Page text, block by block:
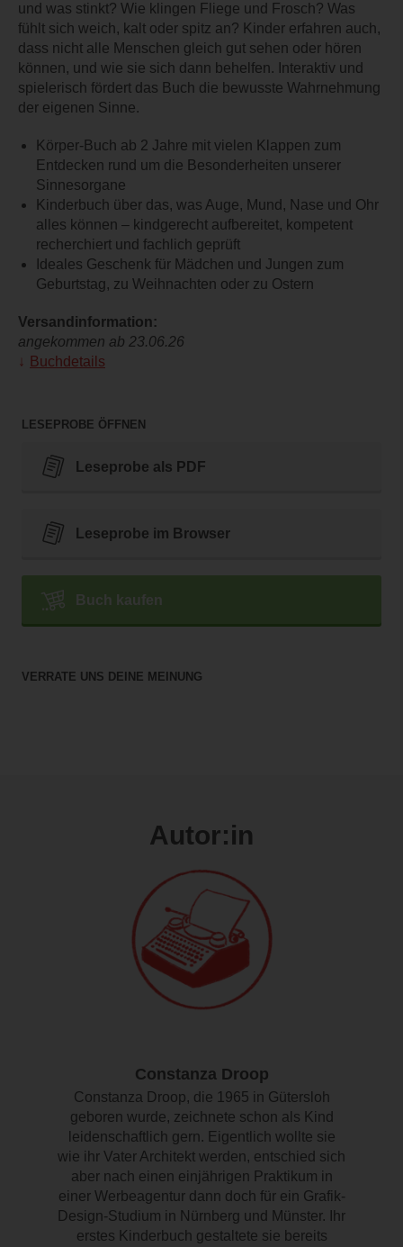
und was stinkt? Wie klingen Fliege und Frosch? Was
fühlt sich weich, kalt oder spitz an? Kinder erfahren auch,
dass nicht alle Menschen gleich gut sehen oder hören
können, und wie sie sich dann behelfen. Interaktiv und
spielerisch fördert das Buch die bewusste Wahrnehmung
der eigenen Sinne.
Körper-Buch ab 2 Jahre mit vielen Klappen zum
Entdecken rund um die Besonderheiten unserer
Sinnesorgane
Kinderbuch über das, was Auge, Mund, Nase und Ohr
alles können – kindgerecht aufbereitet, kompetent
recherchiert und fachlich geprüft
Ideales Geschenk für Mädchen und Jungen zum
Geburtstag, zu Weihnachten oder zu Ostern
Versandinformation:
angekommen ab 23.06.26
Buchdetails
LESEPROBE ÖFFNEN
Leseprobe als PDF
Leseprobe im Browser
Buch kaufen
VERRATE UNS DEINE MEINUNG
Autor:in
Constanza Droop
Constanza Droop, die 1965 in Gütersloh
geboren wurde, zeichnete schon als Kind
leidenschaftlich gern. Eigentlich wollte sie
wie ihr Vater Architekt werden, entschied sich
aber nach einen einjährigen Praktikum in
einer Werbeagentur dann doch für ein Grafik-
Design-Studium in Nürnberg und Münster. Ihr
erstes Kinderbuch gestaltete sie bereits